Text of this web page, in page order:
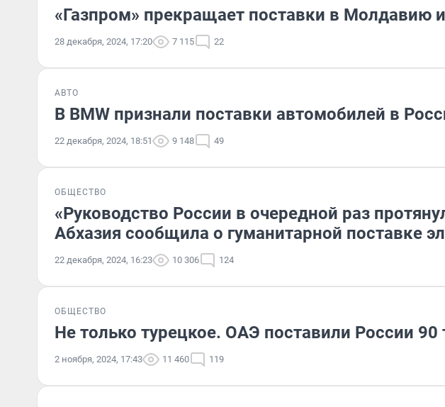
«Газпром» прекращает поставки в Молдавию
28 декабря, 2024, 17:20 7 115 22
АВТО
В BMW признали поставки автомобилей в
22 декабря, 2024, 18:51 9 148 49
ОБЩЕСТВО
«Руководство России в очередной раз
Абхазия сообщила о гуманитарной поставке
22 декабря, 2024, 16:23 10 306 124
ОБЩЕСТВО
Не только турецкое. ОАЭ поставили России 90
2 ноября, 2024, 17:43 11 460 119